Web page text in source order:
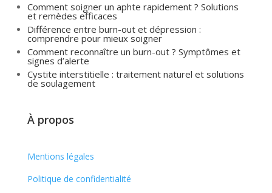
Comment soigner un aphte rapidement ? Solutions
et remèdes efficaces
Différence entre burn-out et dépression :
comprendre pour mieux soigner
Comment reconnaître un burn-out ? Symptômes et
signes d’alerte
Cystite interstitielle : traitement naturel et solutions
de soulagement
À propos
Mentions légales
Politique de confidentialité